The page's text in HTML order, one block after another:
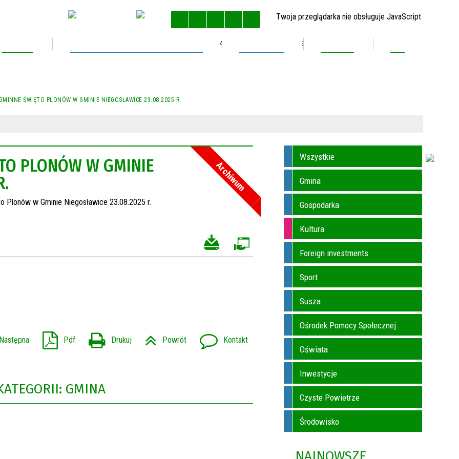
Twoja przeglądarka nie obsługuje JavaScript
STRONA GŁÓWNA MAPA STRONY
ŚWIĘTO PLONÓW W GMINIE NIEGOSŁAWICE 23.08.2025 R.
PLONÓW W GMINIE
Archiwum
Następna Pdf Drukuj Powrót Kontakt
GMINA
Wszystkie
Gmina
Gospodarka
Kultura
Foreign investments
Sport
Susza
Ośrodek Pomocy Społecznej
Oświata
Inwestycje
Czyste Powietrze
Środowisko